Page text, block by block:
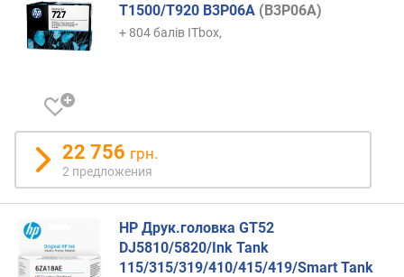
T1500/T920 B3P06A (B3P06A)
+ 804 балів ITbox,
22 756 грн.
2 предложения
HP Друк.головка GT52
DJ5810/5820/Ink Tank
115/315/319/410/415/419/Smart Tank